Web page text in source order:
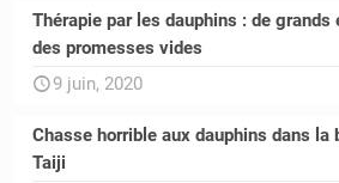
Thérapie par les dauphins : de grands
des promesses vides
9 juin, 2020
Chasse horrible aux dauphins dans la
Taiji